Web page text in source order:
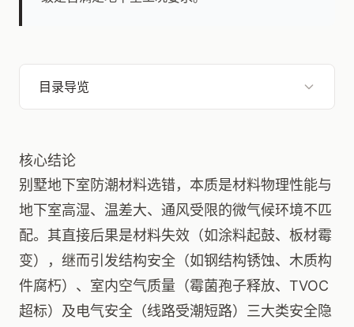
目录导览
核心结论
别墅地下室防潮材料选错，本质是材料物理性能与
地下室高湿、温差大、通风受限的微气候环境不匹
配。其直接后果是材料失效（如涂料起鼓、板材霉
变），继而引发结构安全（如钢结构锈蚀、木质构
件腐朽）、室内空气质量（霉菌孢子释放、TVOC
超标）及电气安全（线路受潮短路）三大类安全隐